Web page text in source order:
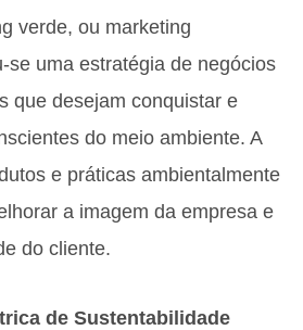
verde, ou marketing
se uma estratégia de negócios
que desejam conquistar e
do meio ambiente. A
e práticas ambientalmente
a imagem da empresa e
do cliente.
de Sustentabilidade